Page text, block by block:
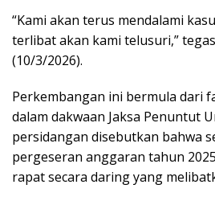
“Kami akan terus mendalami
terlibat akan kami telusuri,”
(10/3/2026).
Perkembangan ini bermula dari
dalam dakwaan Jaksa Penuntut
persidangan disebutkan bahwa
pergeseran anggaran tahun
rapat secara daring yang